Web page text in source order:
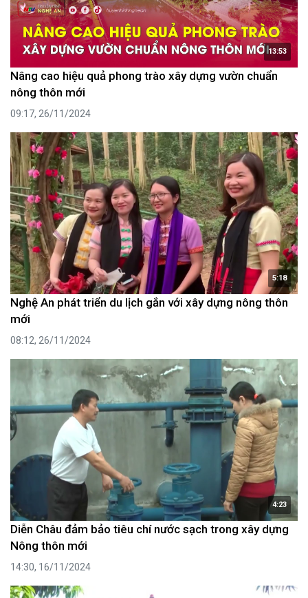
13:53
Nâng cao hiệu quả phong trào xây dựng vườn chuẩn
nông thôn mới
09:17, 26/11/2024
5:18
Nghệ An phát triển du lịch gắn với xây dựng nông thôn
mới
08:12, 26/11/2024
4:23
Diễn Châu đảm bảo tiêu chí nước sạch trong xây dựng
Nông thôn mới
14:30, 16/11/2024